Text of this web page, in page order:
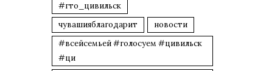
#гто_цивильск
чувашияблагодарит
новости
#всейсемьей #голосуем #цивильск
#ци